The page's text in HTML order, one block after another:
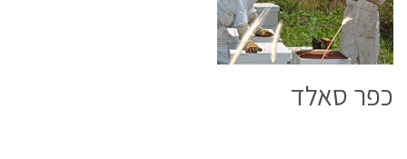
כפר סאלד